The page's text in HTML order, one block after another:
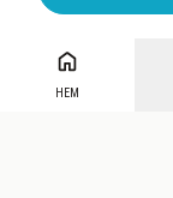
HEM